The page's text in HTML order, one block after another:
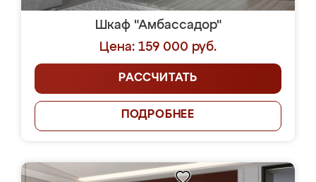
Шкаф "Амбассадор"
Цена: 159 000 руб.
РАССЧИТАТЬ
ПОДРОБНЕЕ